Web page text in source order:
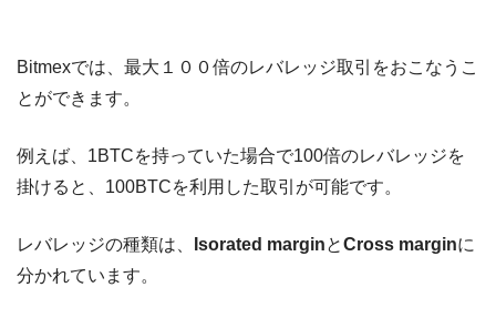
Bitmexでは、最大１００倍のレバレッジ取引をおこなうこ
とができます。
例えば、1BTCを持っていた場合で100倍のレバレッジを
掛けると、100BTCを利用した取引が可能です。
レバレッジの種類は、 Isorated marginとCross marginに
分かれています。